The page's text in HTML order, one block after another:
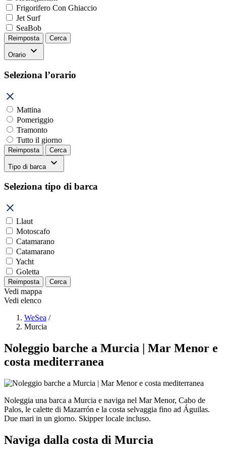
Frigorifero Con Ghiaccio
Jet Surf
SeaBob
Reimposta Cerca
Orario
Seleziona l’orario
Mattina
Pomeriggio
Tramonto
Tutto il giorno
Reimposta Cerca
Tipo di barca
Seleziona tipo di barca
Llaut
Motoscafo
Catamarano
Catamarano
Yacht
Goletta
Reimposta Cerca
Vedi mappa
Vedi elenco
WeSea /
Murcia
Noleggio barche a Murcia | Mar Menor e
costa mediterranea
Noleggia una barca a Murcia e naviga nel Mar Menor, Cabo de
Palos, le calette di Mazarrón e la costa selvaggia fino ad Águilas.
Due mari in un giorno. Skipper locale incluso.
Naviga dalla costa di Murcia